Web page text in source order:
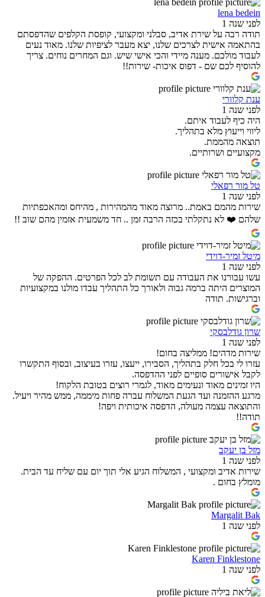
lena bedein
לפני שנה 1
תודה רבה על שירת אדיב, סבלני ומקצועי, קופסת הקלפים שהדפסתם
בהתאמה אישית לצרכים שלנו, יצא מעבר לציפיות שלנו. מאוד נעים
לעבוד מולכם. מענה מיידי והכי אישי שיש. וגם המחרים נוחים. צריך
להוסיף לכם שם - דפוס איכות- שירות!!
ענת קלוורי
לפני שנה 1
היה כיף לעבוד איתם.
ליווי וייעוץ מלא בתהליך.
תוצאה מהממת.
מקצועיים ושרותיים.
טל מור רפאלי
לפני שנה 1
שירות מהמם באמת.. מרוצה מאוד מהמהירות , מהיחס ומהאכפתיות
שלהם ❤️ לא נתקלתי בכזה הרבה זמן .. חד משמעית אזמין מהם שוב !!
מיטל זמיר-דוידי
לפני שנה 1
עשו עבורנו את העבודה עם תשומת לב לכל הפרטים. ההפקה של
המוצרים היתה ברמה גבוה ולאורך כל התהליך עבדו מולנו במקצועיות
וברגישות. תודה
שרון גודלבסקי
לפני שנה 1
שירות מדהים! ממליצה בחום!
עזרו לי בכל חלק בתהליך, הסבירו, ייעצו, עזרו בעיצוב, ובסוף התקשרו
לקבל אישורים סופיים לפני ההדפסה.
היו זמינים מאוד ונעימים מאוד, לגמרי רוצים בטובת הלקוח!
מרגע ההזמנה ועד הגעת המשלוח עברה פחות מיממה, ממש מהיר ויעיל.
והתוצאה עצמה מעולה, הדפסה איכותית ויפה!
תודה!!
מזל בן יעקב
לפני שנה 1
שירות אדיב ומקצועי , המשלוח הגיע אלי תוך יום עם שליח עד הבית.
מומלץ בחום .
Margalit Bak
לפני שנה 1
Karen Finklestone
לפני שנה 1